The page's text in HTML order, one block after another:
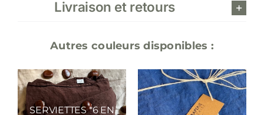
poudre
Livraison et retours
Autres couleurs disponibles :